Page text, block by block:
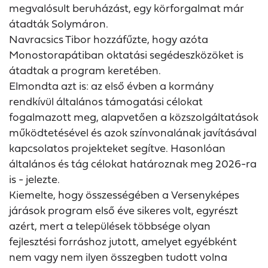
megvalósult beruházást, egy körforgalmat már
átadták Solymáron.
Navracsics Tibor hozzáfűzte, hogy azóta
Monostorapátiban oktatási segédeszközöket is
átadtak a program keretében.
Elmondta azt is: az első évben a kormány
rendkívül általános támogatási célokat
fogalmazott meg, alapvetően a közszolgáltatások
működtetésével és azok színvonalának javításával
kapcsolatos projekteket segítve. Hasonlóan
általános és tág célokat határoznak meg 2026-ra
is - jelezte.
Kiemelte, hogy összességében a Versenyképes
járások program első éve sikeres volt, egyrészt
azért, mert a települések többsége olyan
fejlesztési forráshoz jutott, amelyet egyébként
nem vagy nem ilyen összegben tudott volna